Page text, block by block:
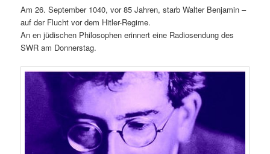
Am 26. September 1040, vor 85 Jahren, starb Walter Benjamin –
auf der Flucht vor dem Hitler-Regime.
An en jüdischen Philosophen erinnert eine Radiosendung des
SWR am Donnerstag.